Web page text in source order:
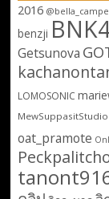
2016
benzji
Getsunova
LOMOSONIC
MewSuppasitStudio
oat_pramote